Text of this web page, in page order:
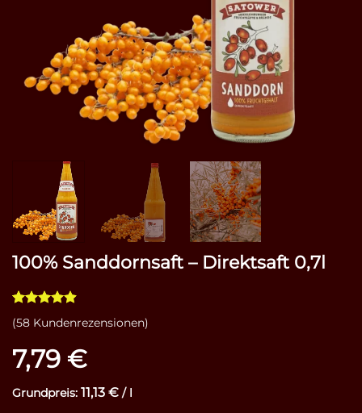
100% Sanddornsaft – Direktsaft 0,7l
Bewertet
mit4.86
basierend
auf
58
(58 Kundenrezensionen)
7,79 €
Grundpreis: 11,13 € / l